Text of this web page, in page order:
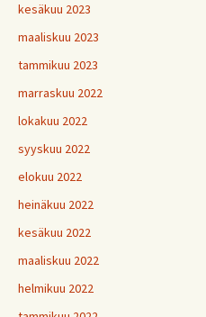
kesäkuu 2023
maaliskuu 2023
tammikuu 2023
marraskuu 2022
lokakuu 2022
syyskuu 2022
elokuu 2022
heinäkuu 2022
kesäkuu 2022
maaliskuu 2022
helmikuu 2022